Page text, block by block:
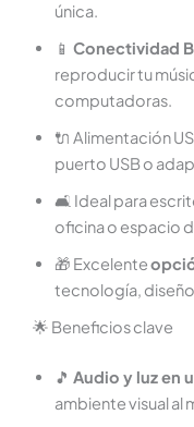
única.
📱 Conectividad
reproducir tu
computadoras.
🔌 Alimentación
puerto USB o
🛋️ Ideal para
oficina o espacio
🎁 Excelente
tecnología,
🌟 Beneficios clave
🎵 Audio y luz en
ambiente visual al